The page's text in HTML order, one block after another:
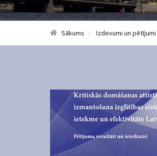
Sākums Izdevumi un pētījumi